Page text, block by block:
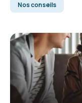
Nos conseils